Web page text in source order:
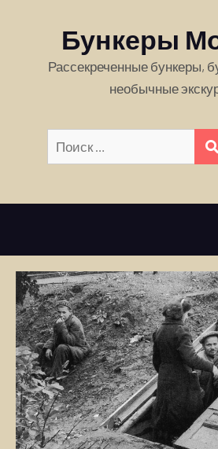
Бункеры
Рассекреченные бункеры,
необычные